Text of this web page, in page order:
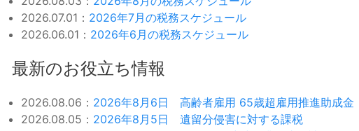
2026.07.01： 2026年7月の税務スケジュール
2026.06.01： 2026年6月の税務スケジュール
最新のお役立ち情報
2026.08.06： 2026年8月6日 高齢者雇用 65歳超雇用推進助成金
2026.08.05： 2026年8月5日 遺留分侵害に対する課税